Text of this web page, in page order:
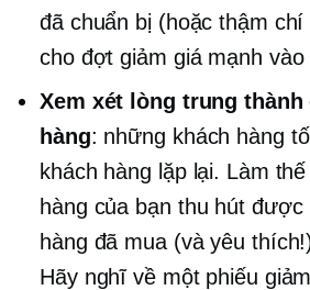
đã chuẩn bị (hoặc thậm
cho đợt giảm giá mạnh vào
Xem xét lòng trung thành
hàng: những khách hàng
khách hàng lặp lại. Làm
hàng của bạn thu hút được
hàng đã mua (và yêu
Hãy nghĩ về một phiếu